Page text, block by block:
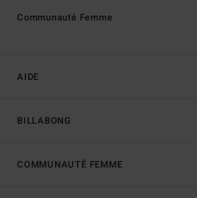
AIDE
BILLABONG
Communauté Femme
COMMUNAUTÉ FEMME